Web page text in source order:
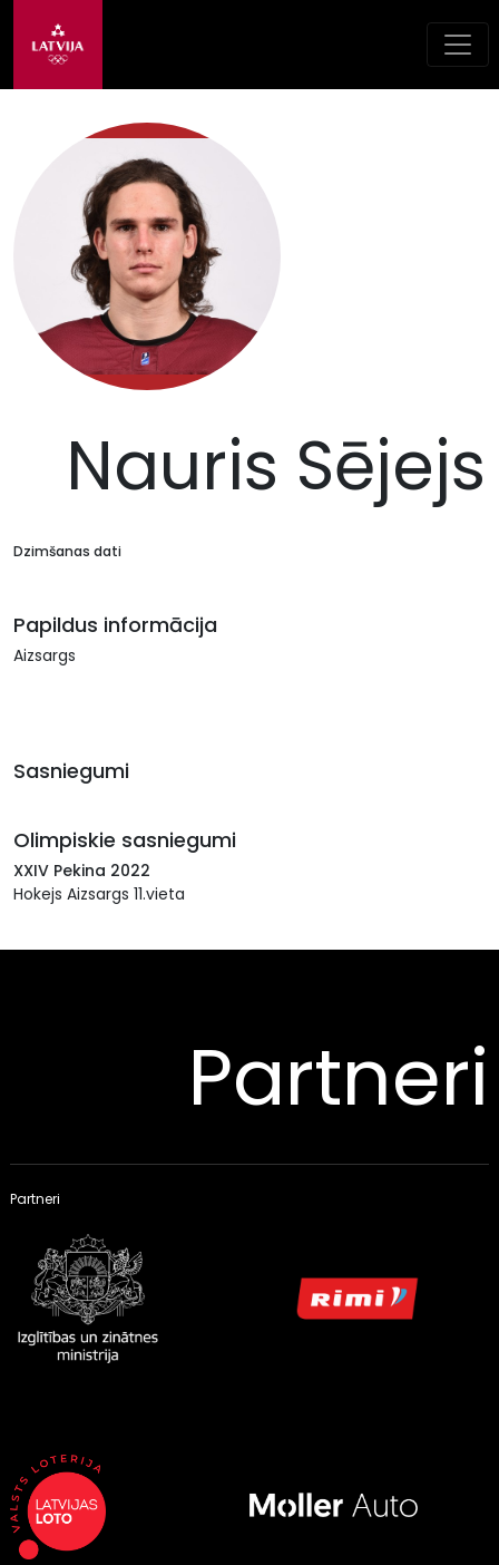
Nauris Sējejs
Dzimšanas dati
Papildus informācija
Aizsargs
Sasniegumi
Olimpiskie sasniegumi
XXIV Pekina 2022
Hokejs Aizsargs 11.vieta
Partneri
Partneri